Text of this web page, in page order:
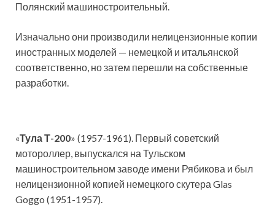
Полянский машиностроительный.
Изначально они производили нелицензионные копии
иностранных моделей — немецкой и итальянской
соответственно, но затем перешли на собственные
разработки.
«Тула Т-200» (1957-1961). Первый советский
мотороллер, выпускался на Тульском
машиностроительном заводе имени Рябикова и был
нелицензионной копией немецкого скутера Glas
Goggo (1951-1957).